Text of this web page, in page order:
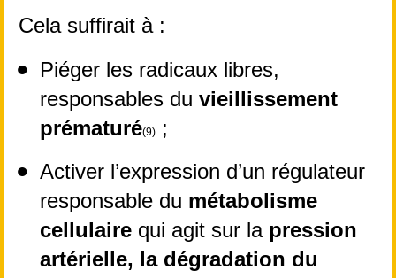
Cela suffirait à :
Piéger les radicaux libres,
responsables du vieillissement
prématuré(9)
;
Activer l’expression d’un régulateur
responsable du métabolisme
cellulaire qui agit sur la pression
artérielle, la dégradation du